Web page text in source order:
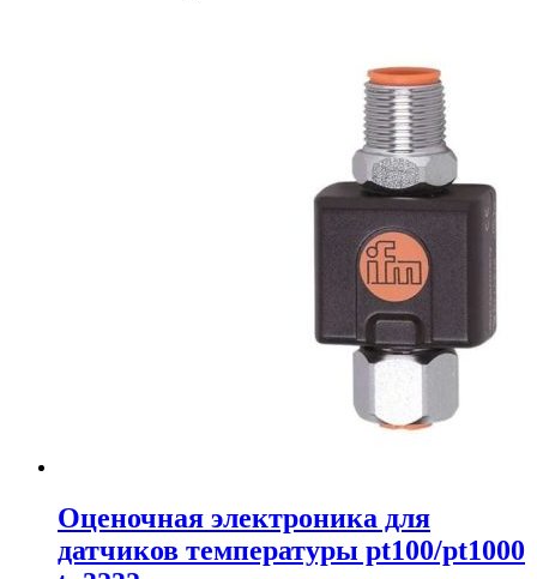
Оценочная электроника для
датчиков температуры pt100/pt1000